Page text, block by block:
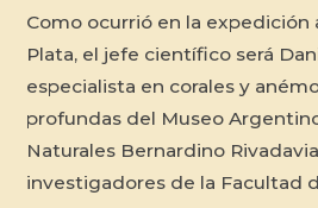
Como ocurrió en la expedición
Plata, el jefe científico será
especialista en corales y
profundas del Museo
Naturales Bernardino
investigadores de la Facultad